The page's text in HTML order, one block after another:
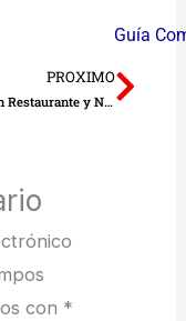
PROXIMO
¿Tienes un Restaurante y No Sabes Qué Colocar en tu Página Web?
con *